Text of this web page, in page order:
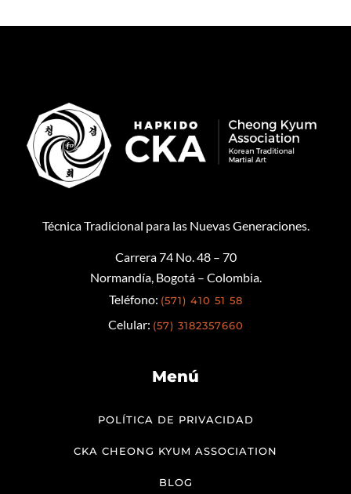
Técnica Tradicional para las Nuevas Generaciones.
Carrera 74 No. 48 – 70
Normandía, Bogotá – Colombia.
Teléfono: (571) 410 51 58
Celular: (57) 3182357660
Menú
POLÍTICA DE PRIVACIDAD
CKA CHEONG KYUM ASSOCIATION
BLOG